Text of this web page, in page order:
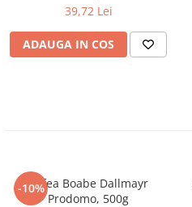
39,72 Lei
ADAUGA IN COS
-10%
Cafea Boabe Dallmayr
Prodomo, 500g